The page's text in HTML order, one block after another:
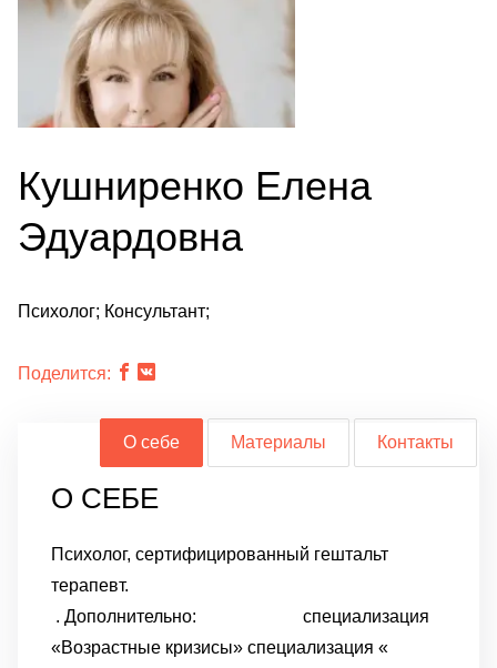
Кушниренко Елена
Эдуардовна
Психолог; Консультант;
Поделится:
О себе Материалы Контакты
О СЕБЕ
Психолог, сертифицированный гештальт
терапевт.
. Дополнительно: специализация
«Возрастные кризисы» специализация «